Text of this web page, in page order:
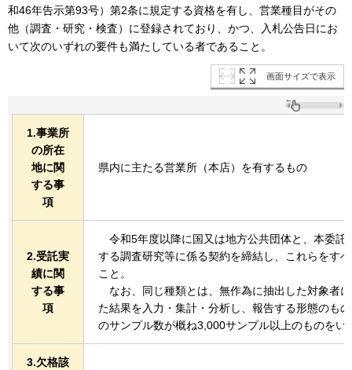
和46年告示第93号）第2条に規定する資格を有し、営業種目がその
他（調査・研究・検査）に登録されており、かつ、入札公告日にお
いて次のいずれの要件も満たしている者であること。
画面サイズで表示
1.事業所
の所在
地に関
する事
項
県内に主たる営業所（本店）を有するもの
2.受託実
績に関
する事
項
令和5年度以降に国又は地方公共団体と、本委託
する調査研究等に係る契約を締結し、これらをす
こと。
なお、同じ種類とは、無作為に抽出した対象者
た結果を入力・集計・分析し、報告する形態のも
のサンプル数が概ね3,000サンプル以上のものをい
3.欠格該